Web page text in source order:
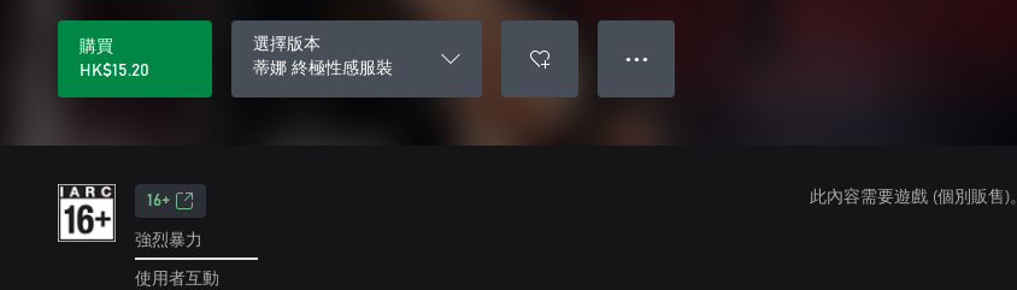
購買
HK$15.20
選擇版本
蒂娜 終極性感服裝
● ● ●
16+
強烈暴力
使用者互動
此內容需要遊戲 (個別販售)。